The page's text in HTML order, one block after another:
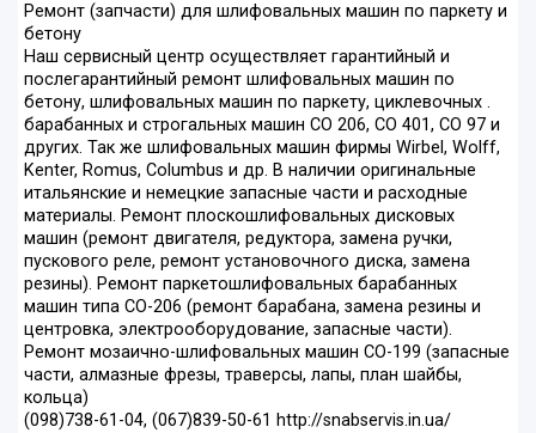
Ремонт (запчасти) для шлифовальных машин по паркету и
бетону
Наш сервисный центр осуществляет гарантийный и
послегарантийный ремонт шлифовальных машин по
бетону, шлифовальных машин по паркету, циклевочных .
барабанных и строгальных машин СО 206, СО 401, СО 97 и
других. Так же шлифовальных машин фирмы Wirbel, Wolff,
Kenter, Romus, Columbus и др. В наличии оригинальные
итальянские и немецкие запасные части и расходные
материалы. Ремонт плоскошлифовальных дисковых
машин (ремонт двигателя, редуктора, замена ручки,
пускового реле, ремонт установочного диска, замена
резины). Ремонт паркетошлифовальных барабанных
машин типа СО-206 (ремонт барабана, замена резины и
центровка, электрооборудование, запасные части).
Ремонт мозаично-шлифовальных машин СО-199 (запасные
части, алмазные фрезы, траверсы, лапы, план шайбы,
кольца)
(098)738-61-04, (067)839-50-61 http://snabservis.in.ua/